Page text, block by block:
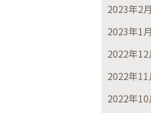
2023年2月
2023年1月
2022年12
2022年11
2022年10